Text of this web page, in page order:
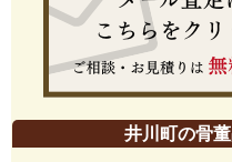
井川町の骨